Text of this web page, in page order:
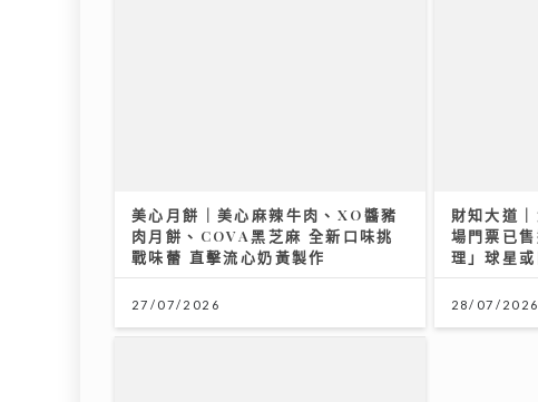
美心月餅｜美心麻辣牛肉、XO醬豬
肉月餅、COVA黑芝麻 全新口味挑
戰味蕾 直擊流心奶黃製作
27/07/2026
財知大道
場門票已
理」球星
28/07/2026
《開心大派對》｜黎耀祥麥長青分享
拍攝旅遊節目辛酸史 敦煌花百多元
騎駱駝「搖到攰」
11/07/2026
市銷率，
21/07/